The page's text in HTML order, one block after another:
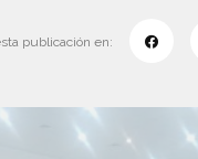
publicación en: